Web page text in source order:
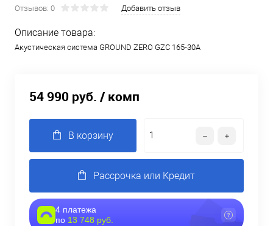
Отзывов: 0 Добавить отзыв
Описание товара:
Акустическая система GROUND ZERO GZC 165-30A
54 990 руб. / комп
В корзину
Рассрочка или Кредит
4 платежа
по 13 748 руб.